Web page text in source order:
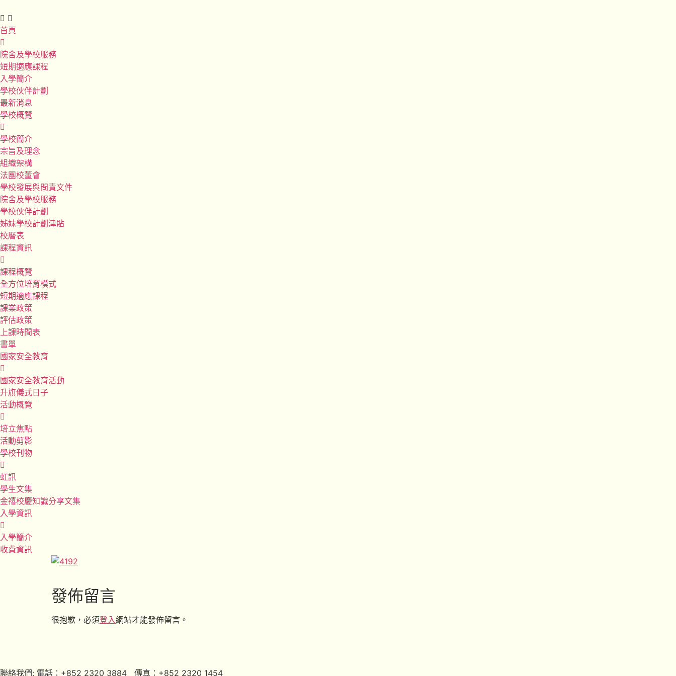
首頁
院舍及學校服務
短期適應課程
入學簡介
學校伙伴計劃
最新消息
學校概覽
學校簡介
宗旨及理念
組織架構
法團校董會
學校發展與問責文件
院舍及學校服務
學校伙伴計劃
姊妹學校計劃津貼
校曆表
課程資訊
課程概覽
全方位培育模式
短期適應課程
課業政策
評估政策
上課時間表
書單
國家安全教育
國家安全教育活動
升旗儀式日子
活動概覽
培立焦點
活動剪影
學校刊物
虹訊
學生文集
金禧校慶知識分享文集
入學資訊
入學簡介
收費資訊
發佈留言
很抱歉，必須登入網站才能發佈留言。
聯絡我們: 電話：+852 2320 3884 傳真：+852 2320 1454